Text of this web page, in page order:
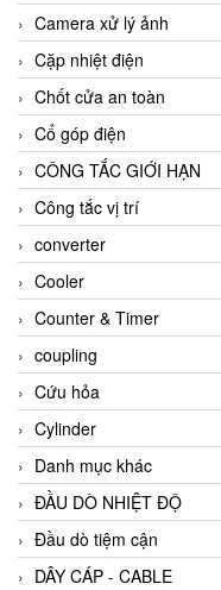
Camera xử lý ảnh
Cặp nhiệt điện
Chốt cửa an toàn
Cổ góp điện
CÔNG TẮC GIỚI HẠN
Công tắc vị trí
converter
Cooler
Counter & Timer
coupling
Cứu hỏa
Cylinder
Danh mục khác
ĐẦU DÒ NHIỆT ĐỘ
Đầu dò tiệm cận
DÂY CÁP - CABLE